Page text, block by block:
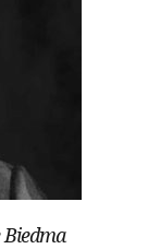
Biedma